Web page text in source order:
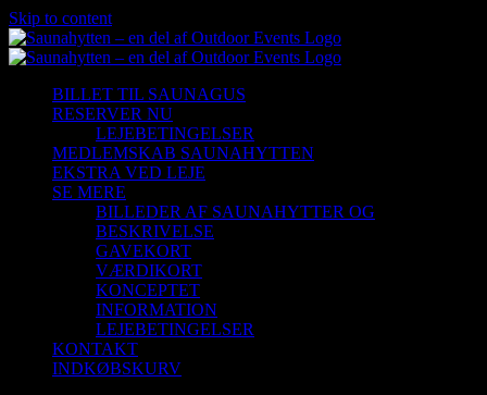
Skip to content
BILLET TIL SAUNAGUS
RESERVER NU
LEJEBETINGELSER
MEDLEMSKAB SAUNAHYTTEN
EKSTRA VED LEJE
SE MERE
BILLEDER AF SAUNAHYTTER OG
BESKRIVELSE
GAVEKORT
VÆRDIKORT
KONCEPTET
INFORMATION
LEJEBETINGELSER
KONTAKT
INDKØBSKURV